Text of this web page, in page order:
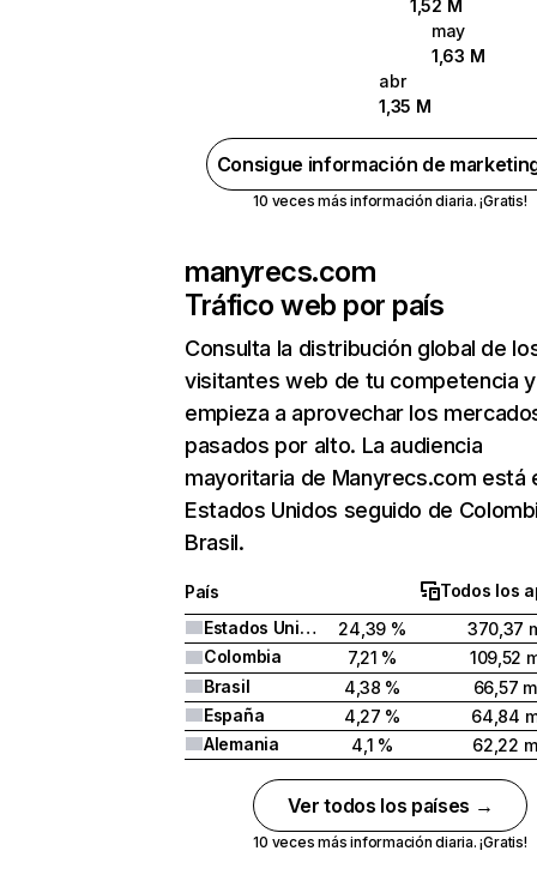
1,52 M
may
1,63 M
abr
1,35 M
Consigue información de
10 veces más información diaria. ¡Gratis!
manyrecs.com
Tráfico web por país
Consulta la distribución global de
visitantes web de tu competencia y
empieza a aprovechar los
pasados por alto. La audiencia
mayoritaria de Manyrecs.com está
Estados Unidos seguido de
Brasil.
País
Todos los
Estados Unidos
24,39 %
370,37
Colombia
7,21 %
109,52
Brasil
4,38 %
66,57
España
4,27 %
64,84
Alemania
4,1 % 62,22
Ver todos los países →
10 veces más información diaria. ¡Gratis!